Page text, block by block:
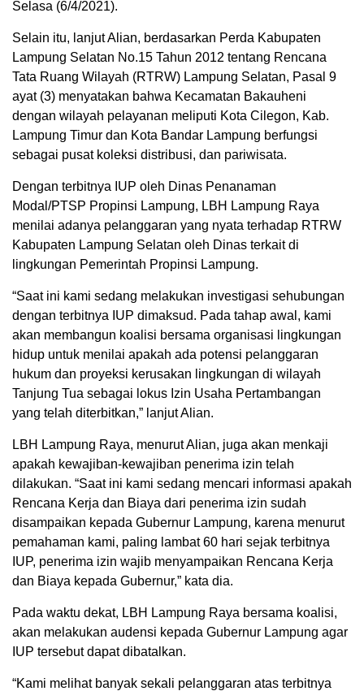
Selasa (6/4/2021).
Selain itu, lanjut Alian, berdasarkan Perda Kabupaten
Lampung Selatan No.15 Tahun 2012 tentang Rencana
Tata Ruang Wilayah (RTRW) Lampung Selatan, Pasal 9
ayat (3) menyatakan bahwa Kecamatan Bakauheni
dengan wilayah pelayanan meliputi Kota Cilegon, Kab.
Lampung Timur dan Kota Bandar Lampung berfungsi
sebagai pusat koleksi distribusi, dan pariwisata.
Dengan terbitnya IUP oleh Dinas Penanaman
Modal/PTSP Propinsi Lampung, LBH Lampung Raya
menilai adanya pelanggaran yang nyata terhadap RTRW
Kabupaten Lampung Selatan oleh Dinas terkait di
lingkungan Pemerintah Propinsi Lampung.
“Saat ini kami sedang melakukan investigasi sehubungan
dengan terbitnya IUP dimaksud. Pada tahap awal, kami
akan membangun koalisi bersama organisasi lingkungan
hidup untuk menilai apakah ada potensi pelanggaran
hukum dan proyeksi kerusakan lingkungan di wilayah
Tanjung Tua sebagai lokus Izin Usaha Pertambangan
yang telah diterbitkan,” lanjut Alian.
LBH Lampung Raya, menurut Alian, juga akan menkaji
apakah kewajiban-kewajiban penerima izin telah
dilakukan. “Saat ini kami sedang mencari informasi apakah
Rencana Kerja dan Biaya dari penerima izin sudah
disampaikan kepada Gubernur Lampung, karena menurut
pemahaman kami, paling lambat 60 hari sejak terbitnya
IUP, penerima izin wajib menyampaikan Rencana Kerja
dan Biaya kepada Gubernur,” kata dia.
Pada waktu dekat, LBH Lampung Raya bersama koalisi,
akan melakukan audensi kepada Gubernur Lampung agar
IUP tersebut dapat dibatalkan.
“Kami melihat banyak sekali pelanggaran atas terbitnya